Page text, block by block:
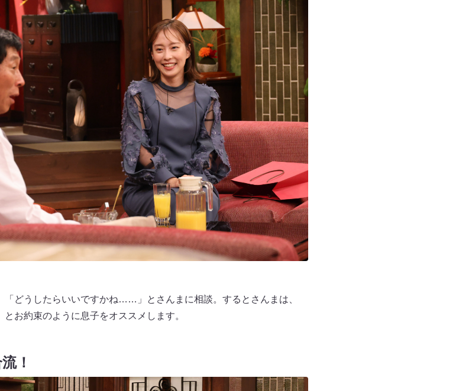
どうしたらいいですかね……」とさんまに相談。するとさんまは、
お約束のように息子をオススメします。
！